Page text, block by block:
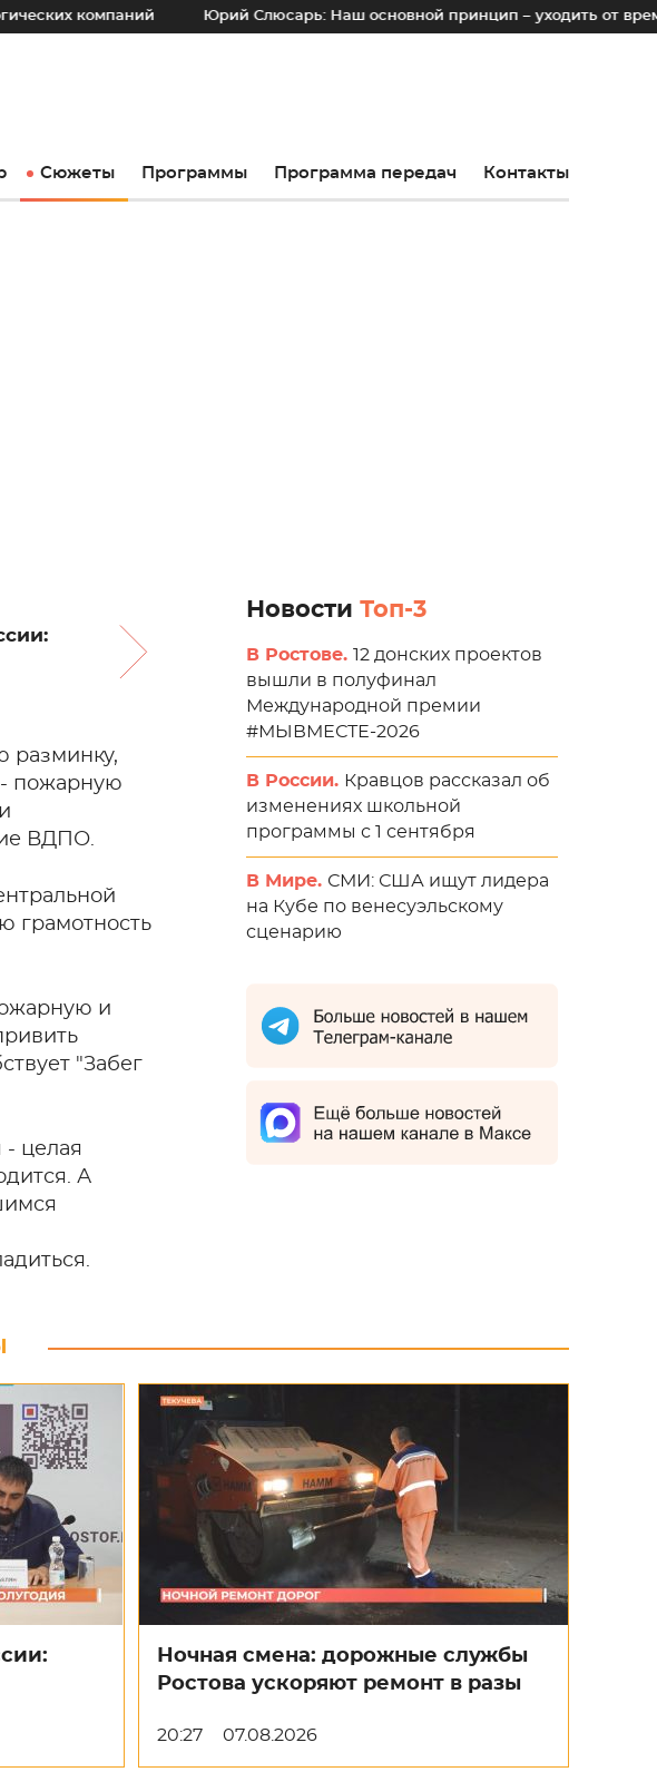
Юрий Слюсарь: Наш основной принцип – уходить от временных
Сюжеты Программы Программа передач Контакты
разминку,
пожарную
ВДПО.
грамотность
и
"Забег
целая
А
Новости Топ-3
В Ростове. 12 донских проектов
вышли в полуфинал
Международной премии
#МЫВМЕСТЕ-2026
В России. Кравцов рассказал об
изменениях школьной
программы с 1 сентября
В Мире. СМИ: США ищут лидера
на Кубе по венесуэльскому
сценарию
Ночная смена: дорожные службы
Ростова ускоряют ремонт в разы
20:27 07.08.2026